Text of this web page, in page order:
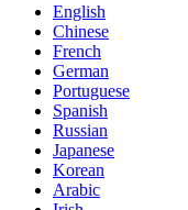
English
Chinese
French
German
Portuguese
Spanish
Russian
Japanese
Korean
Arabic